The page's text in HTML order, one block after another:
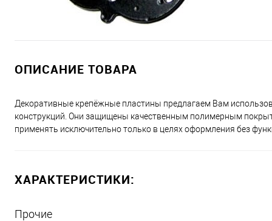
ОПИСАНИЕ ТОВАРА
Декоративные крепёжные пластины предлагаем Вам
конструкций. Они защищены качественным полимерным
применять исключительно только в целях оформления без
ХАРАКТЕРИСТИКИ:
Прочие